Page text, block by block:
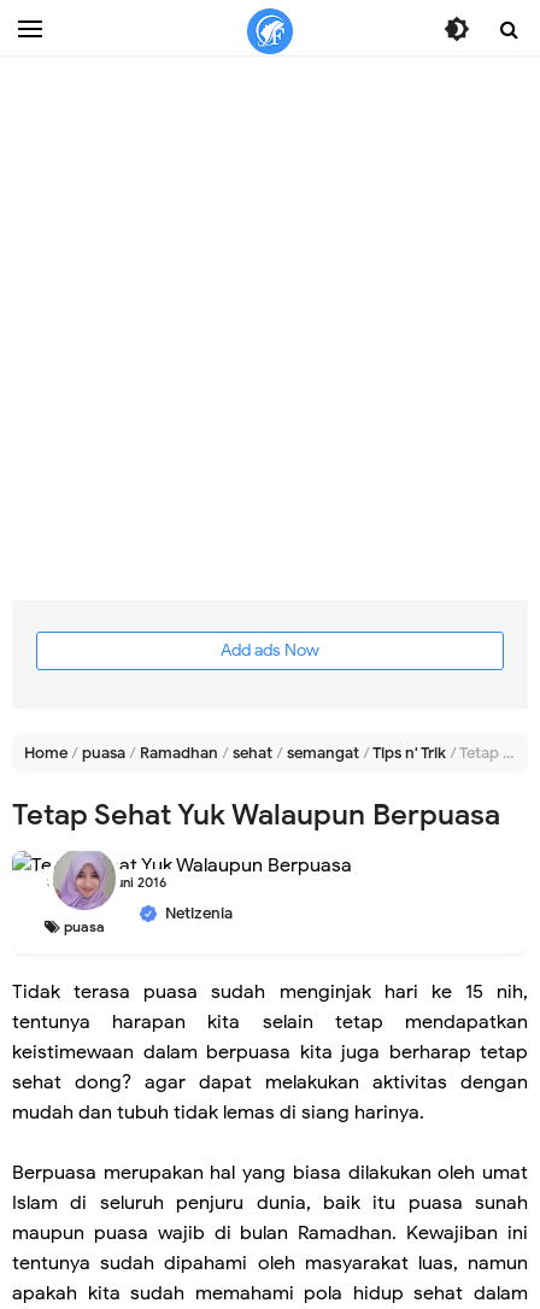
Add ads Now
Home/puasa/ Ramadhan /sehat/semangat/Tips n' Trik/Tetap Sehat Yuk Walaupun Berpuasa
Tetap Sehat Yuk Walaupun Berpuasa
Netizenia
Selasa, 21 Juni 2016
puasa
Tidak terasa puasa sudah menginjak hari ke 15 nih,
tentunya harapan kita selain tetap mendapatkan
keistimewaan dalam berpuasa kita juga berharap tetap
sehat dong? agar dapat melakukan aktivitas dengan
mudah dan tubuh tidak lemas di siang harinya.
Berpuasa merupakan hal yang biasa dilakukan oleh umat
Islam di seluruh penjuru dunia, baik itu puasa sunah
maupun puasa wajib di bulan Ramadhan. Kewajiban ini
tentunya sudah dipahami oleh masyarakat luas, namun
apakah kita sudah memahami pola hidup sehat dalam